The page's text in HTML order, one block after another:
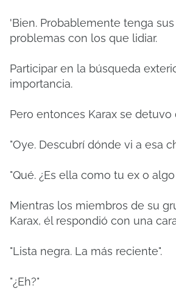
'Bien. Probablemente tenga
problemas con los que lidiar.
Participar en la búsqueda
importancia.
Pero entonces Karax se detuvo
"Oye. Descubrí dónde vi a esa
"Qué. ¿Es ella como tu ex o algo
Mientras los miembros de su
Karax, él respondió con una
"Lista negra. La más reciente".
"¿Eh?"